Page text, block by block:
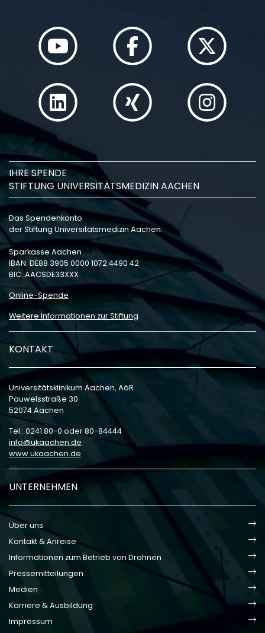
IHRE SPENDE
STIFTUNG UNIVERSITÄTSMEDIZIN AACHEN
Das Spendenkonto
der Stiftung Universitätsmedizin Aachen:
Sparkasse Aachen
IBAN: DE88 3905 0000 1072 4490 42
BIC: AACSDE33XXX
Online-Spende
Weitere Informationen zur Stiftung
KONTAKT
Universitätsklinikum Aachen, AöR
Pauwelsstraße 30
52074 Aachen
Tel.: 0241 80-0 oder 80-84444
info
ukaachen de
www.ukaachen.de
UNTERNEHMEN
Über uns
Kontakt & Anreise
Informationen zum Betrieb von Drohnen
Pressemitteilungen
Medien
Karriere & Ausbildung
Impressum